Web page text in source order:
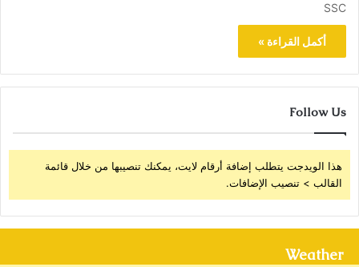
SSC
أكمل القراءة »
Follow Us
هذا الويدجت يتطلب إضافة أرقام لايت، يمكنك تنصيبها من خلال قائمة
القالب > تنصيب الإضافات.
Weather